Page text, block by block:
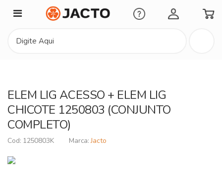
Minha Conta
ELEM LIG ACESSO + ELEM LIG
CHICOTE 1250803 (CONJUNTO
COMPLETO)
1250803K Jacto